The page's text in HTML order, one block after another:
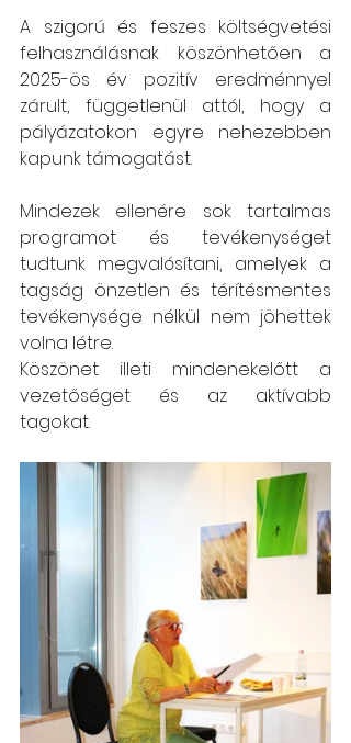
A szigorú és feszes költségvetési
felhasználásnak köszönhetően a
2025-ös év pozitív eredménnyel
zárult, függetlenül attól, hogy a
pályázatokon egyre nehezebben
kapunk támogatást.
Mindezek ellenére sok tartalmas
programot és tevékenységet
tudtunk megvalósítani, amelyek a
tagság önzetlen és térítésmentes
tevékenysége nélkül nem jöhettek
volna létre.
Köszönet illeti mindenekelőtt a
vezetőséget és az aktívabb
tagokat.